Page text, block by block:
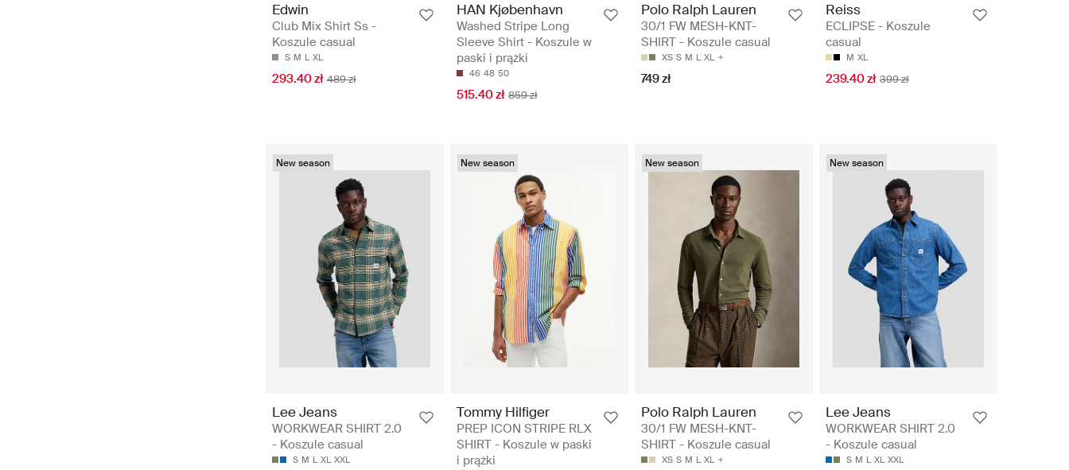
Edwin
Club Mix Shirt Ss -
Koszule casual
S M L XL
293.40 zł 489 zł
HAN Kjøbenhavn
Washed Stripe Long
Sleeve Shirt - Koszule w
paski i prążki
46 48 50
515.40 zł 859 zł
Polo Ralph Lauren
30/1 FW MESH-KNT-
SHIRT - Koszule casual
XS S M L XL
749 zł
Reiss
ECLIPSE - Koszule
casual
M XL
239.40 zł 399 zł
New season
Lee Jeans
WORKWEAR SHIRT 2.0
- Koszule casual
S M L XL XXL
New season
Tommy Hilfiger
PREP ICON STRIPE RLX
SHIRT - Koszule w paski
i prążki
New season
Polo Ralph Lauren
30/1 FW MESH-KNT-
SHIRT - Koszule casual
XS S M L XL
New season
Lee Jeans
WORKWEAR SHIRT 2.0
- Koszule casual
S M L XL XXL